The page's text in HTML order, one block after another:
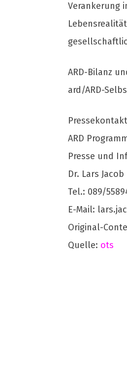
Verankerung
ARD-Bilanz
ard/ARD-
ARD
Presse und
Dr. Lars Jacob
Tel.: 089/
E-Mail:
Original-
Quelle: ots